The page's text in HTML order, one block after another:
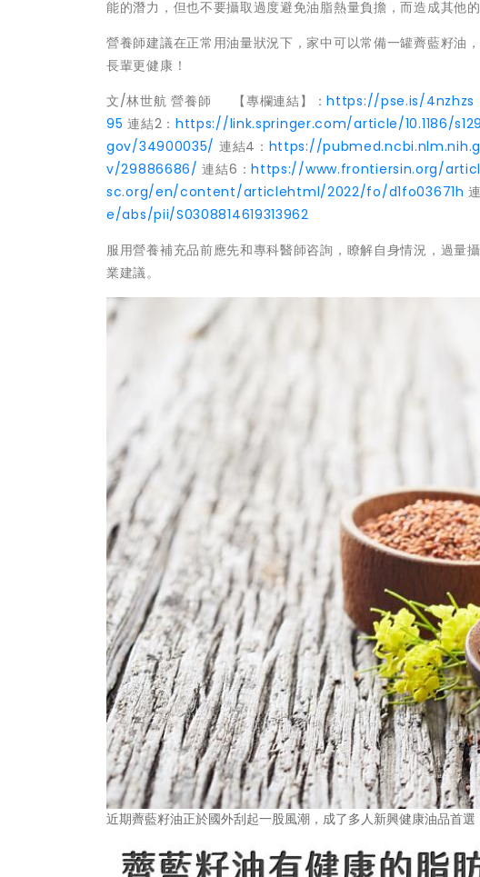
能的潛力，但也不要攝取過度避免油脂熱量負擔，而造成其他的
營養師建議在正常用油量狀況下，家中可以常備一罐薺藍籽油
長輩更健康！
文/林世航 營養師 【專欄連結】：https://pse.is/4nzhzs
95 連結2： https://link.springer.com/article/10.1186/
gov/34900035/ 連結4： https://
v/29886686/ 連結6：https://www.frontiersin.org/
sc.org/en/content/articlehtml/2022/fo/d1fo03671h
e/abs/pii/S0308814619313962
服用營養補充品前應先和專科醫師咨詢，瞭解自身情況，過量
業建議。
近期薺藍籽油正於國外刮起一股風潮，成了多人新興健康油品首選